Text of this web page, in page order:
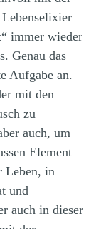
Lebenselixier
immer wieder
Genau das
Aufgabe an.
mit den
zu
auch, um
Element
Leben, in
und
auch in dieser